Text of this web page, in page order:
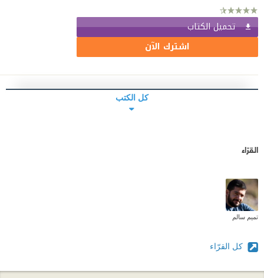
تحميل الكتاب
اشترك الآن
كل الكتب
القرّاء
تميم سالم
كل القرّاء